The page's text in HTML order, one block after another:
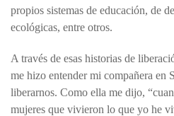
propios sistemas de educación, de
ecológicas, entre otros.
A través de esas historias de
me hizo entender mi compañera en
liberarnos. Como ella me dijo,
mujeres que vivieron lo que yo he